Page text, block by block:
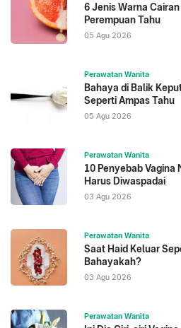
6 Jenis Warna
Perempuan Tahu
05 Agu 2026
Perawatan Wanita
Bahaya di Balik
Seperti Ampas Tahu
05 Agu 2026
Perawatan Wanita
10 Penyebab Vagina
Harus Diwaspadai
03 Agu 2026
Perawatan Wanita
Saat Haid Keluar
Bahayakah?
03 Agu 2026
Perawatan Wanita